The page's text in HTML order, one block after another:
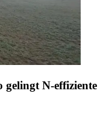
N-effiziente